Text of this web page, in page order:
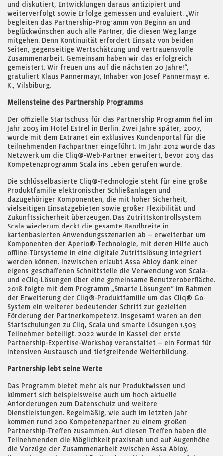
und diskutiert, Entwicklungen daraus antizipiert und
weiterverfolgt sowie Erfolge gemessen und evaluiert. „Wir
begleiten das Partnership-Programm von Beginn an und
beglückwünschen auch alle Partner, die diesen Weg lange
mitgehen. Denn Kontinuität erfordert Einsatz von beiden
Seiten, gegenseitige Wertschätzung und vertrauensvolle
Zusammenarbeit. Gemeinsam haben wir das erfolgreich
gemeistert. Wir freuen uns auf die nächsten 20 Jahre!“,
gratuliert Klaus Pannermayr, Inhaber von Josef Pannermayr e.
K., Vilsbiburg.
Meilensteine des Partnership Programms
Der offizielle Startschuss für das Partnership Programm fiel im
Jahr 2005 im Hotel Estrel in Berlin. Zwei Jahre später, 2007,
wurde mit dem Extranet ein exklusives Kundenportal für die
teilnehmenden Fachpartner eingeführt. Im Jahr 2012 wurde das
Netzwerk um die Cliq®-Web-Partner erweitert, bevor 2015 das
Kompetenzprogramm Scala ins Leben gerufen wurde.
Die schlüsselbasierte Cliq®-Technologie steht für eine große
Produktfamilie elektronischer Schließanlagen und
dazugehöriger Komponenten, die mit hoher Sicherheit,
vielseitigen Einsatzgebieten sowie großer Flexibilität und
Zukunftssicherheit überzeugen. Das Zutrittskontrollsystem
Scala wiederum deckt die gesamte Bandbreite in
kartenbasierten Anwendungsszenarien ab – erweiterbar um
Komponenten der Aperio®-Technologie, mit deren Hilfe auch
offline-Türsysteme in eine digitale Zutrittslösung integriert
werden können. Inzwischen erlaubt Assa Abloy dank einer
eigens geschaffenen Schnittstelle die Verwendung von Scala-
und eCliq-Lösungen über eine gemeinsame Benutzeroberfläche.
2018 folgte mit dem Programm „Smarte Lösungen“ im Rahmen
der Erweiterung der Cliq®-Produktfamilie um das Cliq® Go-
System ein weiterer bedeutender Schritt zur gezielten
Förderung der Partnerkompetenz. Insgesamt waren an den
Startschulungen zu Cliq, Scala und smarte Lösungen 1.503
Teilnehmer beteiligt. 2022 wurde in Kassel der erste
Partnership-Expertise-Workshop veranstaltet – ein Format für
intensiven Austausch und tiefgreifende Weiterbildung.
Partnership lebt seine Werte
Das Programm bietet mehr als nur Produktwissen und
kümmert sich beispielsweise auch um hoch aktuelle
Anforderungen zum Datenschutz und weitere
Dienstleistungen. Regelmäßig, wie auch im letzten Jahr
kommen rund 200 Kompetenzpartner zu einem großen
Partnership-Treffen zusammen. Auf diesen Treffen haben die
Teilnehmenden die Möglichkeit praxisnah und auf Augenhöhe
die Vorzüge der Zusammenarbeit zwischen Assa Abloy,